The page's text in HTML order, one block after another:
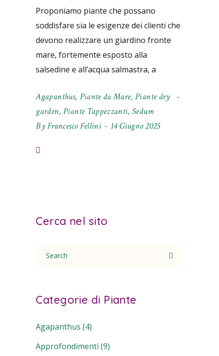
Proponiamo piante che possano
soddisfare sia le esigenze dei clienti che
devono realizzare un giardino fronte
mare, fortemente esposto alla
salsedine e all’acqua salmastra, a
Agapanthus, Piante da Mare,Piante dry
garden,Piante Tappezzanti,Sedum
ByFrancesco Fellini 14 Giugno 2025
Cerca nel sito
for:
Categorie di Piante
Agapanthus (4)
Approfondimenti (9)